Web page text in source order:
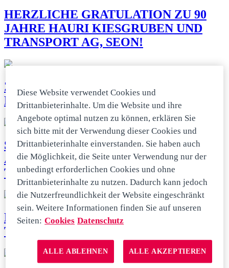
HERZLICHE GRATULATION ZU 90
JAHRE HAURI KIESGRUBEN UND
TRANSPORT AG, SEON!
ZWEI LÖWENSTARKE MAN TGS
LIEFERN „HOLZ MIT HERZ“
SAUGEN STATT BAGGERN GEHT
AUCH SCHÖN MIT DEM NEUEN MAN
TGS SAUGBAGGER
MAN TGS 3-ACHSER FÜHRT
TONPRODUKTE SICHER ANS ZIEL
Diese Website verwendet Cookies und
Drittanbieterinhalte. Um die Website und ihre
Angebote optimal nutzen zu können, erklären Sie
sich bitte mit der Verwendung dieser Cookies und
Drittanbieterinhalte einverstanden. Sie haben auch
die Möglichkeit, die Seite unter Verwendung nur der
unbedingt erforderlichen Cookies und ohne
Drittanbieterinhalte zu nutzen. Dadurch kann jedoch
die Nutzerfreundlichkeit der Website eingeschränkt
sein. Weitere Informationen finden Sie auf unseren
Seiten: Cookies Datenschutz
ALLE ABLEHNEN ALLE AKZEPTIEREN